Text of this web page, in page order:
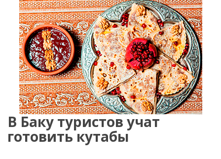
В Баку туристов учат
готовить кутабы